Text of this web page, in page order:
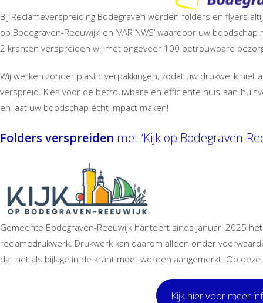
Bij Reclameverspreiding Bodegraven worden folders en flyers
op Bodegraven-Reeuwijk’ en ‘VAR NWS’ waardoor uw
2 kranten verspreiden wij met ongeveer 100 betrouwbare
Wij werken zonder plastic verpakkingen, zodat uw drukwerk niet
verspreid. Kies voor de betrouwbare en efficiënte huis-aan-
en laat uw boodschap écht impact maken!
Folders verspreiden met ‘Kijk op Bodegraven-
Gemeente Bodegraven-Reeuwijk hanteert sinds januari 2025
reclamedrukwerk. Drukwerk kan daarom alleen onder
dat het als bijlage in de krant moet worden aangemerkt. Op deze
Kijk hier voor meer